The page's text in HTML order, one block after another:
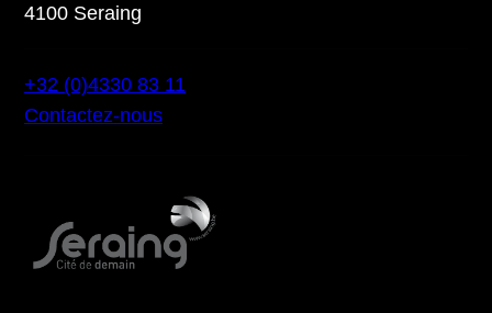
4100 Seraing
+32 (0)4330 83 11
Contactez-nous